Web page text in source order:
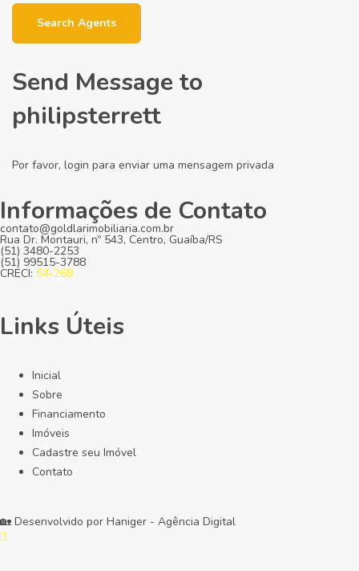
Search Agents
Send Message to
philipsterrett
Por favor, login para enviar uma mensagem privada
Informações de Contato
contato@goldlarimobiliaria.com.br
Rua Dr. Montauri, nº 543, Centro, Guaíba/RS
(51) 3480-2253
(51) 99515-3788
CRECI: 54-268
Links Úteis
Inicial
Sobre
Financiamento
Imóveis
Cadastre seu Imóvel
Contato
🏡 Desenvolvido por Haniger - Agência Digital